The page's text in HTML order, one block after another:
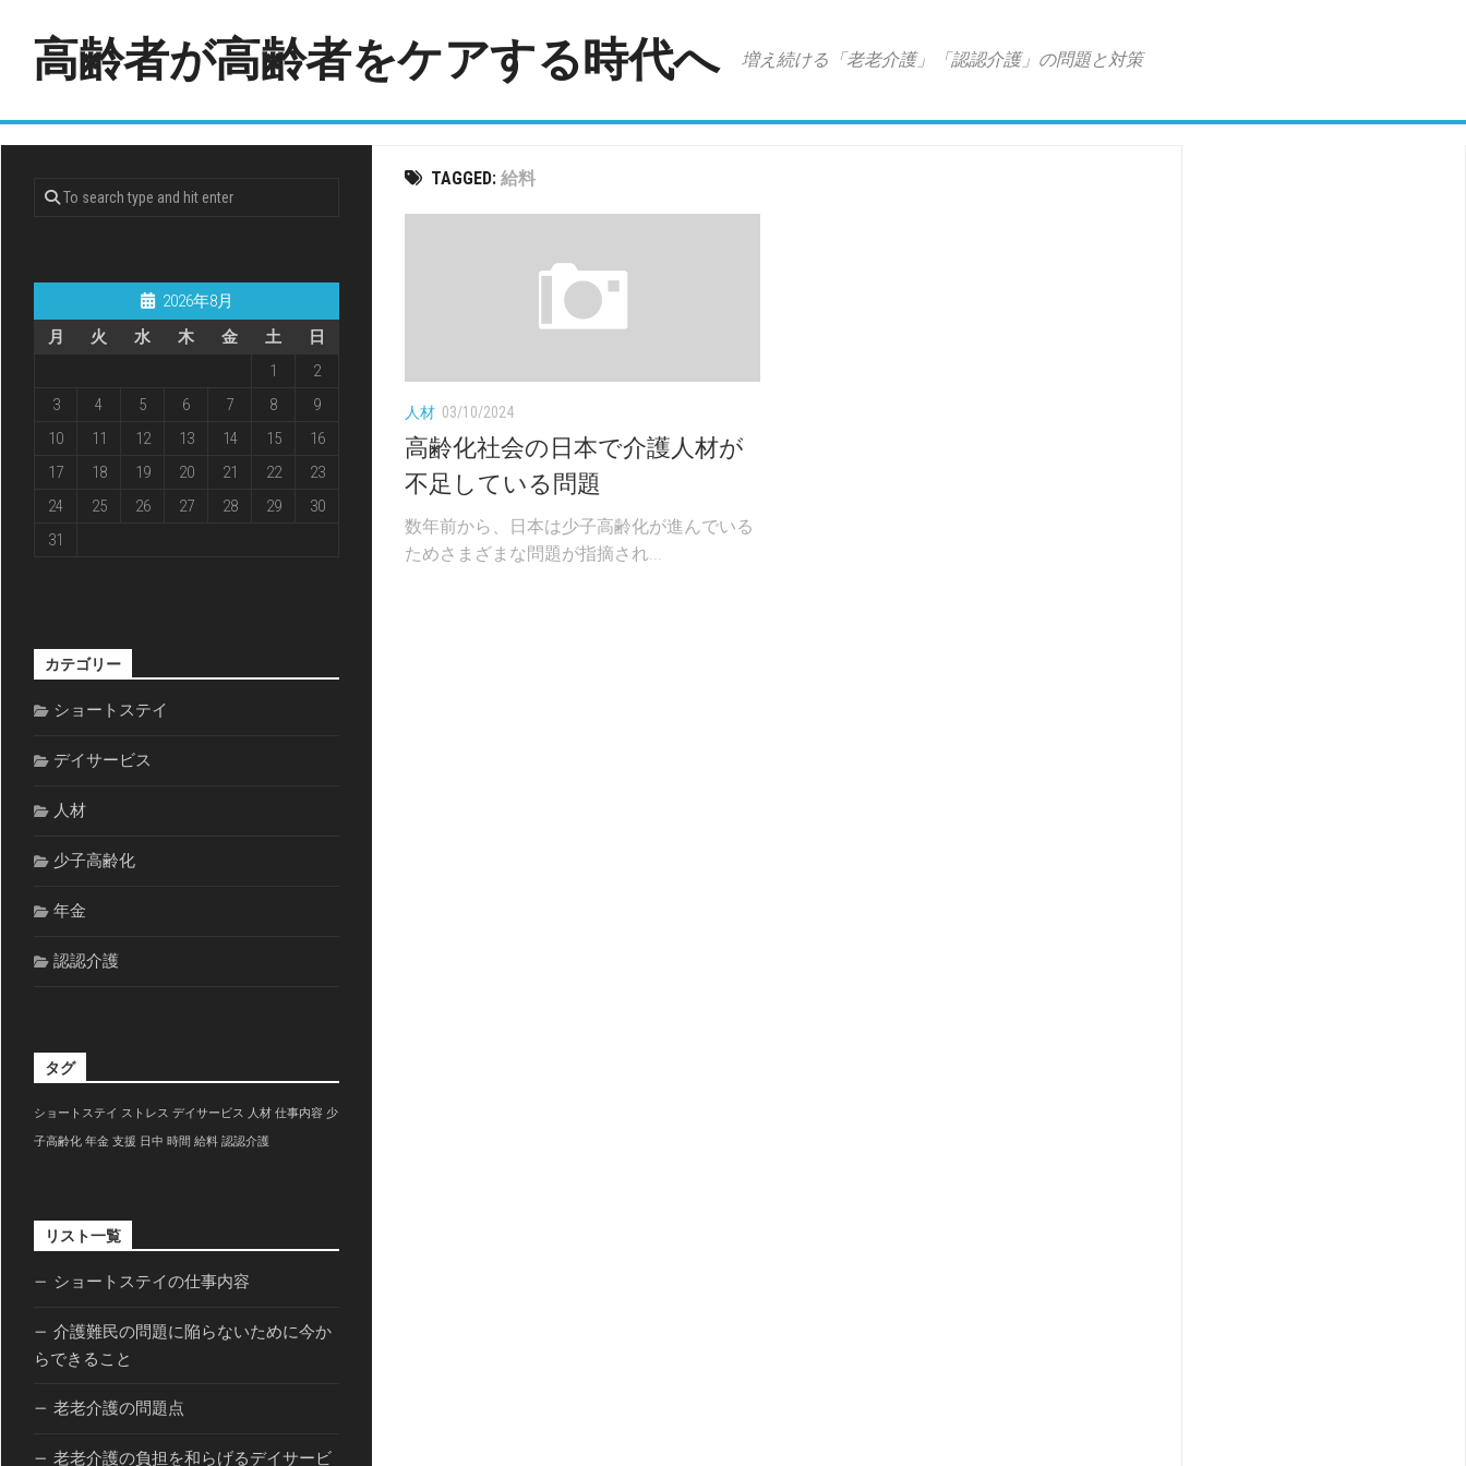
content高齢者が高齢者をケアする時代へ 増え続ける「老老介護」「認認介護」の問題と対策
TAGGED: 給料
人材 03/10/2024
高齢化社会の日本で介護人材が
不足している問題
数年前から、日本は少子高齢化が進んでいる
ためさまざまな問題が指摘され...
2026年8月
月
火 水 木 金 土
日
1
2
3
4 5 6 7 8
9
10
11 12 13 14 15
16
17
18 19 20 21 22
23
24
25 26 27 28 29
30
31
カテゴリー
ショートステイ
デイサービス
人材
少子高齢化
年金
認認介護
タグ
ショートステイ ストレス デイサービス 人材 仕事内容 少
子高齢化 年金 支援 日中 時間 給料 認認介護
リスト一覧
ショートステイの仕事内容
介護難民の問題に陥らないために今か
らできること
老老介護の問題点
老老介護の負担を和らげるデイサービ